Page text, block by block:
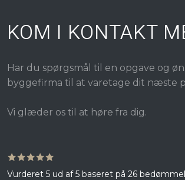
KOM I KONTAKT
Har du spørgsmål til en opgave og
byggefirma til at varetage dit næste
​Vi glæder os til at høre fra dig.
🟊🟊🟊🟊🟊
Vurderet 5 ud af 5 baseret på 26